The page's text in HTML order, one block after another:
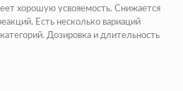
хорошую усвояемость. Снижается
Есть несколько вариаций
Дозировка и длительность